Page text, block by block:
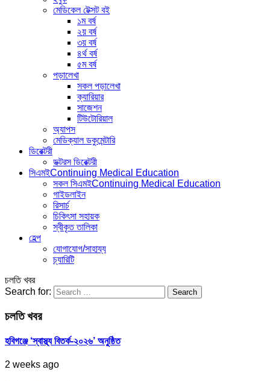
মেডিকেল টেক্সট বই
১ম বর্ষ
২য় বর্ষ
৩য় বর্ষ
৪র্থ বর্ষ
৫ম বর্ষ
পড়ালেখা
সকল পড়ালেখা
ক্যারিয়ার
সাজেশন
টিউটোরিয়াল
অ্যাপস
মেডিক্যাল ডকুমেন্টারি
ডিরেক্টরী
ডক্টরস ডিরেক্টরী
সিএমইContinuing Medical Education
সকল সিএমইContinuing Medical Education
গাইডলাইন
রিসার্চ
চিকিৎসা সহায়ক
স্বীকৃত তালিকা
হেল্প
যোগাযোগ/সাহায্য
চ্যারিটি
চলতি খবর
Search for:
চলতি খবর
হবিগঞ্জে ‘স্বাস্থ্য বিতর্ক-২০২৬’ অনুষ্ঠিত
2 weeks ago